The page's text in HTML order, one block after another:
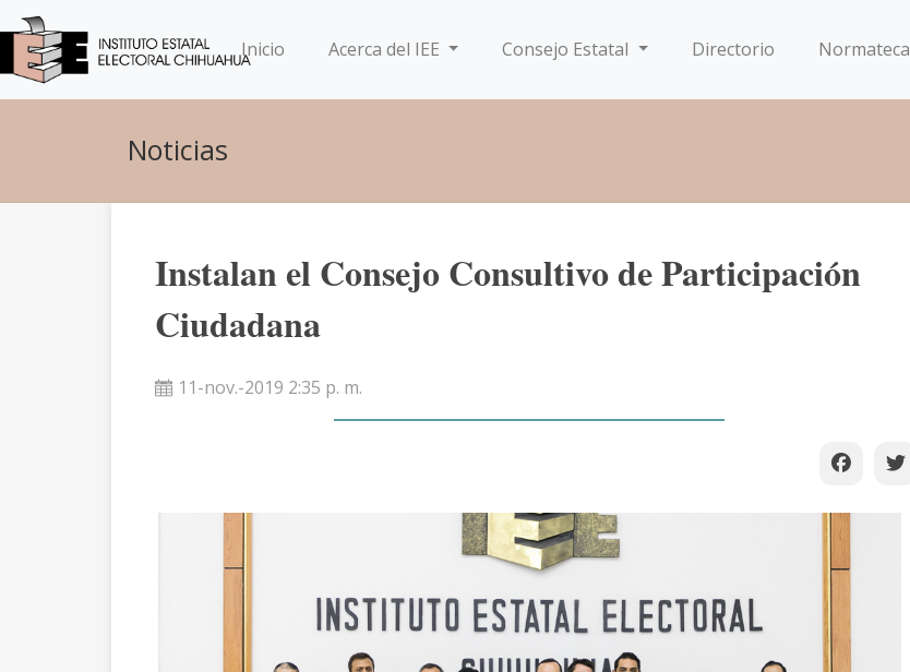
Inicio(current)Acerca del IEE Consejo Estatal Directorio Normateca
Noticias
Instalan el Consejo Consultivo de Participación
Ciudadana
11-nov.-2019 2:35 p. m.